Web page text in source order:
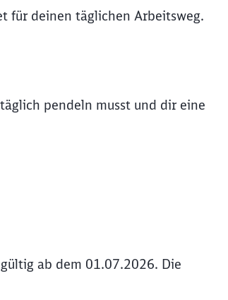
für deinen täglichen Arbeitsweg.
pendeln musst und dir eine
ab dem 01.07.2026. Die